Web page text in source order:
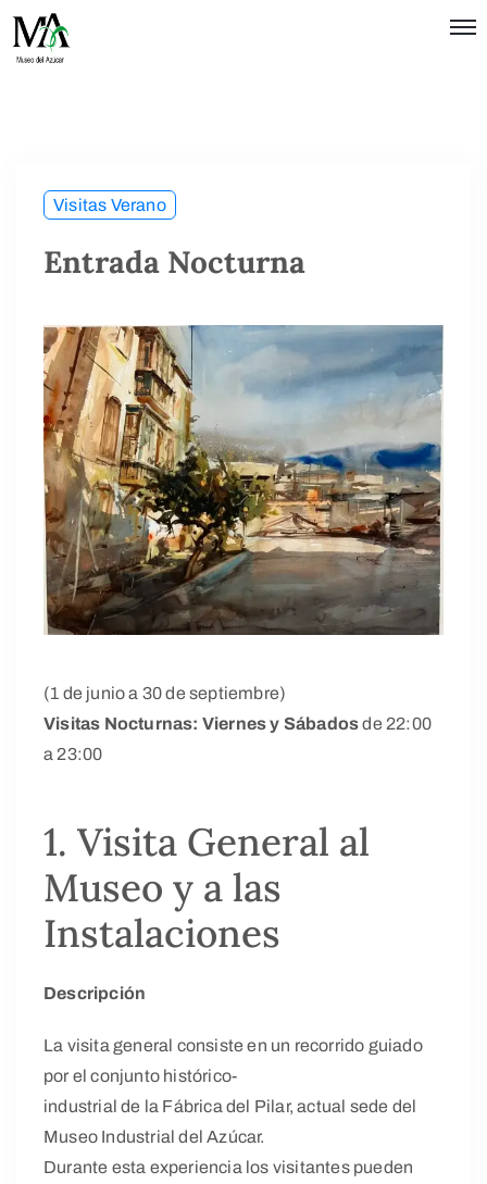
Visitas Verano
Entrada Nocturna
(1 de junio a 30 de septiembre)
Visitas Nocturnas: Viernes y Sábadosde 22:00
a 23:00
1. Visita General al
Museo y a las
Instalaciones
Descripción
La visita general consiste en un recorrido guiado
por el conjunto histórico-
industrial de la Fábrica del Pilar, actual sede del
Museo Industrial del Azúcar.
Durante esta experiencia los visitantes pueden